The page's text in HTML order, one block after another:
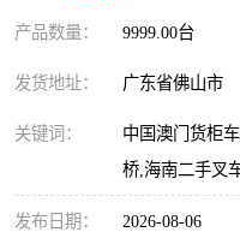
产品数量： 9999.00台
发货地址： 广东省佛山市
关键词：
中国澳门货柜
桥,海南二手叉
发布日期： 2026-08-06